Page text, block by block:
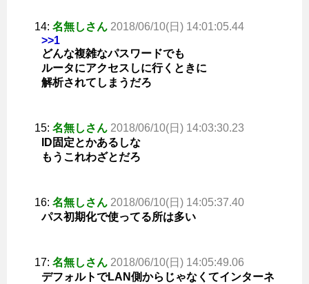
14: 名無しさん 2018/06/10(日) 14:01:05.44
>>1
どんな複雑なパスワードでも
ルータにアクセスしに行くときに
解析されてしまうだろ
15: 名無しさん 2018/06/10(日) 14:03:30.23
ID固定とかあるしな
もうこれわざとだろ
16: 名無しさん 2018/06/10(日) 14:05:37.40
パス初期化で使ってる所は多い
17: 名無しさん 2018/06/10(日) 14:05:49.06
デフォルトでLAN側からじゃなくてインターネ